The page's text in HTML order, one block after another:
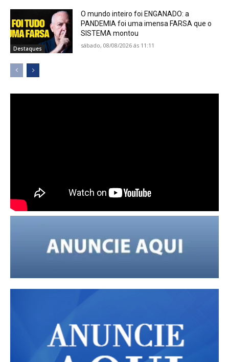
Destaques
O mundo inteiro foi ENGANADO: a
PANDEMIA foi uma imensa FARSA que o
SISTEMA montou
sábado, 08/08/2026 ás 11:11